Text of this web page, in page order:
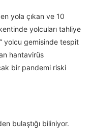
yola çıkan ve 10
yolcuları tahliye
yolcu gemisinde tespit
hantavirüs
bir pandemi riski
bulaştığı biliniyor.